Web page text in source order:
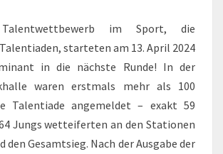
JAHRES
IN
ERFURT
Talentwettbewerb im Sport, die
starteten am 13. April 2024
in die nächste Runde! In der
waren erstmals mehr als 100
Talentiade angemeldet – exakt 59
Jungs wetteiferten an den Stationen
den Gesamtsieg. Nach der Ausgabe der